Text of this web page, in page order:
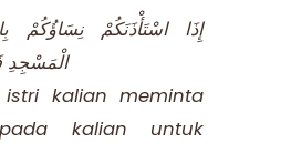
إِذَا اسْتَأْذَنَكُمْ نِسَاؤُكُمْ
الْمَسْجِدِ
istri kalian meminta
kalian untuk